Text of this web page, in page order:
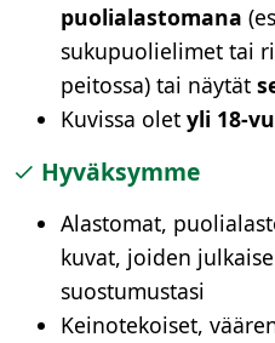
puolialastomana
sukupuolielimet tai
peitossa) tai näytät
Kuvissa olet yli 18-
Hyväksymme
Alastomat,
kuvat, joiden
suostumustasi
Keinotekoiset,